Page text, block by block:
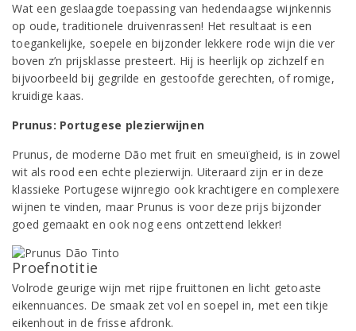
Wat een geslaagde toepassing van hedendaagse wijnkennis
op oude, traditionele druivenrassen! Het resultaat is een
toegankelijke, soepele en bijzonder lekkere rode wijn die ver
boven z’n prijsklasse presteert. Hij is heerlijk op zichzelf en
bijvoorbeeld bij gegrilde en gestoofde gerechten, of romige,
kruidige kaas.
Prunus: Portugese plezierwijnen
Prunus, de moderne Dão met fruit en smeuïgheid, is in zowel
wit als rood een echte plezierwijn. Uiteraard zijn er in deze
klassieke Portugese wijnregio ook krachtigere en complexere
wijnen te vinden, maar Prunus is voor deze prijs bijzonder
goed gemaakt en ook nog eens ontzettend lekker!
Proefnotitie
Volrode geurige wijn met rijpe fruittonen en licht getoaste
eikennuances. De smaak zet vol en soepel in, met een tikje
eikenhout in de frisse afdronk.